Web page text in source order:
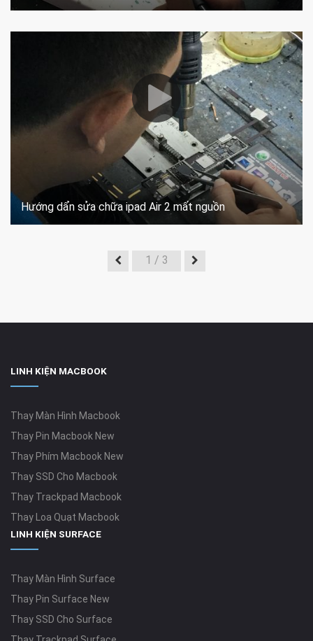
Hướng dẩn sửa chữa ipad Air 2 mất nguồn
1 / 3
LINH KIỆN MACBOOK
Thay Màn Hình Macbook
Thay Pin Macbook New
Thay Phím Macbook New
Thay SSD Cho Macbook
Thay Trackpad Macbook
Thay Loa Quạt Macbook
LINH KIỆN SURFACE
Thay Màn Hình Surface
Thay Pin Surface New
Thay SSD Cho Surface